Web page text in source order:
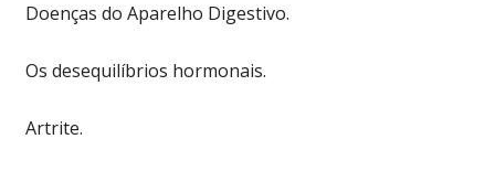
Doenças do Aparelho Digestivo.
Os desequilíbrios hormonais.
Artrite.